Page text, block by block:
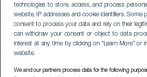
technologies to store, access, and process
website, IP addresses and cookie identifiers. Some
consent to process your data and rely on their
can withdraw your consent or object to data
interest at any time by clicking on “Learn More” or
website.
We and our partners process data for the following